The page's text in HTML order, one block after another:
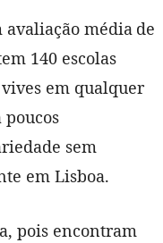
avaliação média de
140 escolas
em qualquer
poucos
sem
em Lisboa.
pois encontram